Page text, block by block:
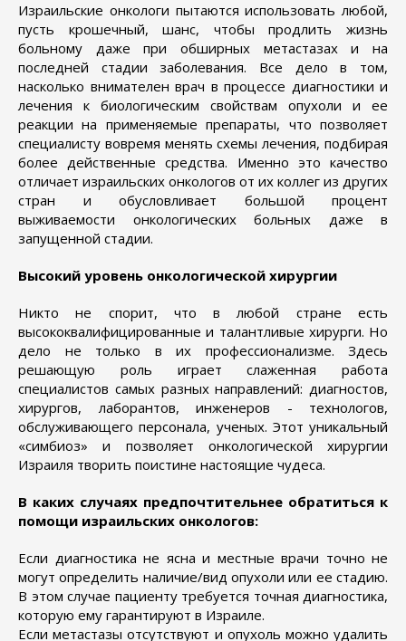
Израильские онкологи пытаются использовать любой,
пусть крошечный, шанс, чтобы продлить жизнь
больному даже при обширных метастазах и на
последней стадии заболевания. Все дело в том,
насколько внимателен врач в процессе диагностики и
лечения к биологическим свойствам опухоли и ее
реакции на применяемые препараты, что позволяет
специалисту вовремя менять схемы лечения, подбирая
более действенные средства. Именно это качество
отличает израильских онкологов от их коллег из других
стран и обусловливает большой процент
выживаемости онкологических больных даже в
запущенной стадии.
Высокий уровень онкологической хирургии
Никто не спорит, что в любой стране есть
высококвалифицированные и талантливые хирурги. Но
дело не только в их профессионализме. Здесь
решающую роль играет слаженная работа
специалистов самых разных направлений: диагностов,
хирургов, лаборантов, инженеров - технологов,
обслуживающего персонала, ученых. Этот уникальный
«симбиоз» и позволяет онкологической хирургии
Израиля творить поистине настоящие чудеса.
В каких случаях предпочтительнее обратиться к
помощи израильских онкологов:
Если диагностика не ясна и местные врачи точно не
могут определить наличие/вид опухоли или ее стадию.
В этом случае пациенту требуется точная диагностика,
которую ему гарантируют в Израиле.
Если метастазы отсутствуют и опухоль можно удалить